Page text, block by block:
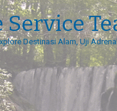
Destinasi Alam, Uji
--